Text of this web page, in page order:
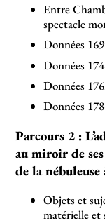
Entre
spectacle
Données
Données
Données
Données
Parcours 2 :
au miroir de
de la
Objets et
matérielle et